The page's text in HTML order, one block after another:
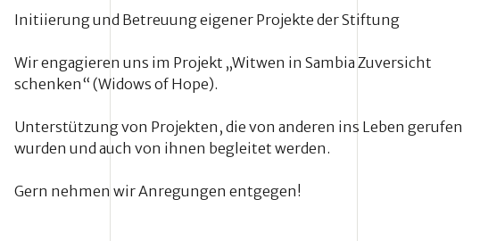
Initiierung und Betreuung eigener Projekte der Stiftung
Wir engagieren uns im Projekt „Witwen in Sambia Zuversicht
schenken“ (Widows of Hope).
Unterstützung von Projekten, die von anderen ins Leben gerufen
wurden und auch von ihnen begleitet werden.
Gern nehmen wir Anregungen entgegen!